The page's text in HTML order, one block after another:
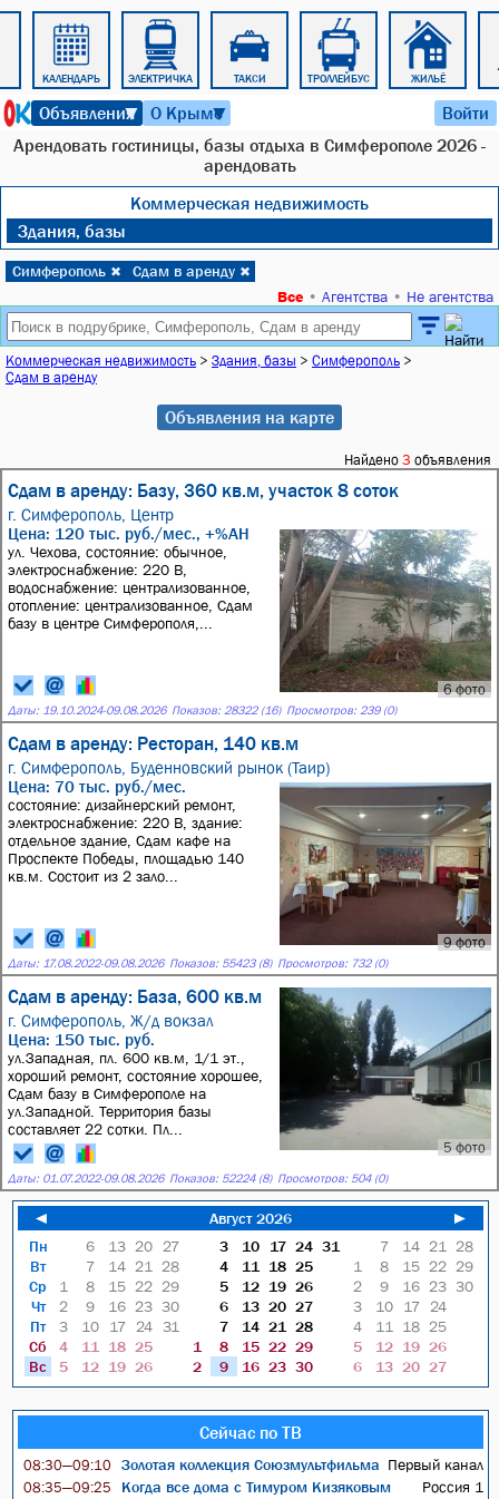
КАЛЕНДАРЬ ЭЛЕКТРИЧКА ТАКСИ ТРОЛЛЕЙБУС ЖИЛЬЁ
Объявления
▼ О Крыме
▼ Войти
Арендовать гостиницы, базы отдыха в Симферополе 2026 -
арендовать
Коммерческая недвижимость
Здания, базы
Симферополь ✖ Сдам в аренду ✖
Все • Агентства • Не агентства
Коммерческая недвижимость > Здания, базы > Симферополь >
Сдам в аренду
Объявления на карте
Найдено 3 объявления
Сдам в аренду: Базу, 360 кв.м, участок 8 соток
г. Симферополь, Центр
6 фото
Цена: 120 тыс. руб./мес., +%АН
ул. Чехова, состояние: обычное,
электроснабжение: 220 В,
водоснабжение: централизованное,
отопление: централизованное, Сдам
базу в центре Симферополя,...
Даты: 19.10.2024-09.08.2026 Показов: 28322 (16) Просмотров: 239 (0)
Сдам в аренду: Ресторан, 140 кв.м
г. Симферополь, Буденновский рынок (Таир)
9 фото
Цена: 70 тыс. руб./мес.
состояние: дизайнерский ремонт,
электроснабжение: 220 В, здание:
отдельное здание, Сдам кафе на
Проспекте Победы, площадью 140
кв.м. Состоит из 2 зало...
Даты: 17.08.2022-09.08.2026 Показов: 55423 (8) Просмотров: 732 (0)
Сдам в аренду: База, 600 кв.м
г. Симферополь, Ж/д вокзал
5 фото
Цена: 150 тыс. руб.
ул.Западная, пл. 600 кв.м, 1/1 эт.,
хороший ремонт, состояние хорошее,
Сдам базу в Симферополе на
ул.Западной. Территория базы
составляет 22 сотки. Пл...
Даты: 01.07.2022-09.08.2026 Показов: 52224 (8) Просмотров: 504 (0)
◄ Август 2026
►
Пн
Вт
Ср
Чт
Пт
Сб
Вс
6 13 20
27
7
14 21
28
1
8 15 22 29
2
9 16 23 30
3
10 17 24 31
4
11 18 25
5
12 19 26
3 10 17 24 31
4
11 18 25
5
12 19 26
6
13 20 27
7
14 21
28
1
8 15 22 29
2
9 16 23 30
7 14 21
28
1
8 15 22 29
2
9 16 23 30
3
10 17
24
4
11 18 25
5
12 19 26
6
13 20 27
Сейчас по ТВ
08:30—09:10 Золотая коллекция Союзмультфильма Первый канал
08:35—09:25 Когда все дома с Тимуром Кизяковым Россия 1